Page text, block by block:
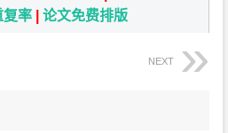
复率 |论文免费排版
NEXT